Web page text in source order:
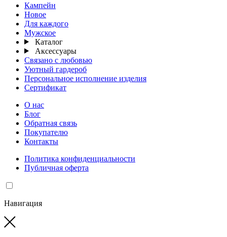
Кампейн
Новое
Для каждого
Мужское
Каталог
Аксессуары
Связано с любовью
Уютный гардероб
Персональное исполнение изделия
Сертификат
О нас
Блог
Обратная связь
Покупателю
Контакты
Политика конфиденциальности
Публичная оферта
Навигация